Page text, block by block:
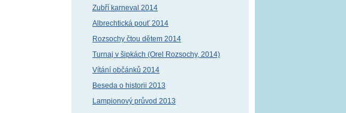
Zubří karneval 2014
Albrechtická pouť 2014
Rozsochy čtou dětem 2014
Turnaj v šipkách (Orel Rozsochy, 2014)
Vítání občánků 2014
Beseda o historii 2013
Lampionový průvod 2013